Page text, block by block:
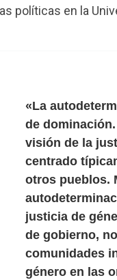
políticas en la
«La
de
visión de la
centrado
otros pueblos.
justicia de
de gobierno,
comunidades
género en las